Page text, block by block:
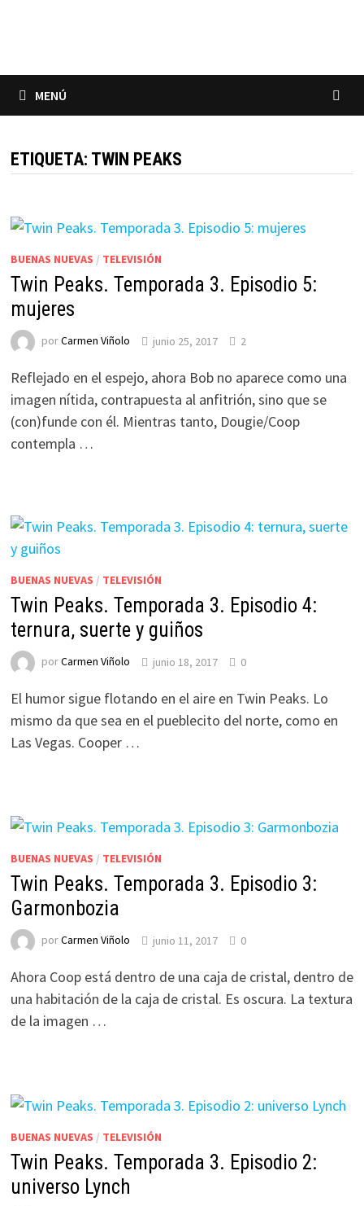
MENÚ
ETIQUETA: TWIN PEAKS
BUENAS NUEVAS / TELEVISIÓN
Twin Peaks. Temporada 3. Episodio 5:
mujeres
porCarmen Viñolo junio 25, 2017 2
Reflejado en el espejo, ahora Bob no aparece como una
imagen nítida, contrapuesta al anfitrión, sino que se
(con)funde con él. Mientras tanto, Dougie/Coop
contempla …
BUENAS NUEVAS / TELEVISIÓN
Twin Peaks. Temporada 3. Episodio 4:
ternura, suerte y guiños
porCarmen Viñolo junio 18, 2017 0
El humor sigue flotando en el aire en Twin Peaks. Lo
mismo da que sea en el pueblecito del norte, como en
Las Vegas. Cooper …
BUENAS NUEVAS / TELEVISIÓN
Twin Peaks. Temporada 3. Episodio 3:
Garmonbozia
porCarmen Viñolo junio 11, 2017 0
Ahora Coop está dentro de una caja de cristal, dentro de
una habitación de la caja de cristal. Es oscura. La textura
de la imagen …
BUENAS NUEVAS / TELEVISIÓN
Twin Peaks. Temporada 3. Episodio 2:
universo Lynch